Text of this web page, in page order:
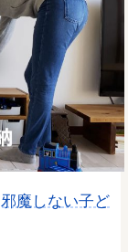
魔しない子ど